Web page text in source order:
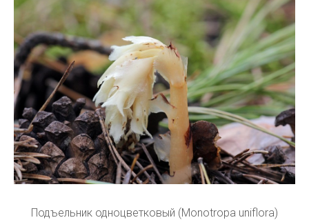
Подъельник одноцветковый (Monotropa uniflora)